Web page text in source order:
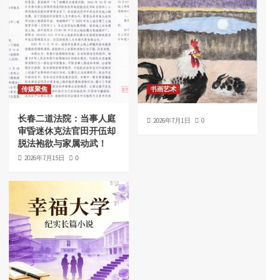
传媒聚焦
长春二道法院：当事人庭
审昏迷休克法官田开伍却
脱法袍欲与家属动武！
2026年7月15日 0
书画艺术
2026年7月1日 0